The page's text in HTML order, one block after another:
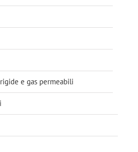
e gas permeabili